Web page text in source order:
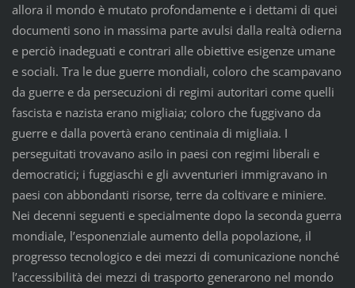
allora il mondo è mutato profondamente e i dettami di quei
documenti sono in massima parte avulsi dalla realtà odierna
e perciò inadeguati e contrari alle obiettive esigenze umane
e sociali. Tra le due guerre mondiali, coloro che scampavano
da guerre e da persecuzioni di regimi autoritari come quelli
fascista e nazista erano migliaia; coloro che fuggivano da
guerre e dalla povertà erano centinaia di migliaia. I
perseguitati trovavano asilo in paesi con regimi liberali e
democratici; i fuggiaschi e gli avventurieri immigravano in
paesi con abbondanti risorse, terre da coltivare e miniere.
Nei decenni seguenti e specialmente dopo la seconda guerra
mondiale, l’esponenziale aumento della popolazione, il
progresso tecnologico e dei mezzi di comunicazione nonché
l’accessibilità dei mezzi di trasporto generarono nel mondo